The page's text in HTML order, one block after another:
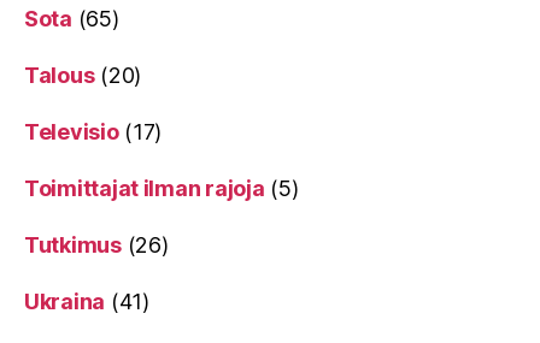
Sota (65)
Talous(20)
Televisio(17)
Toimittajat ilman rajoja (5)
Tutkimus(26)
Ukraina (41)